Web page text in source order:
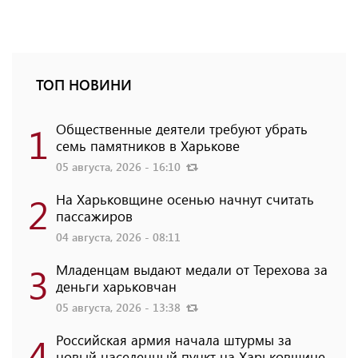
ТОП НОВИНИ
1 Общественные деятели требуют убрать
семь памятников в Харькове
05 августа, 2026 - 16:10
2 На Харьковщине осенью начнут считать
пассажиров
04 августа, 2026 - 08:11
3 Младенцам выдают медали от Терехова за
деньги харьковчан
05 августа, 2026 - 13:38
Российская армия начала штурмы за